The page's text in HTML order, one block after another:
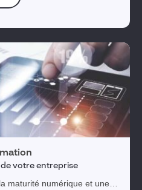
votre entreprise
maturité numérique et une